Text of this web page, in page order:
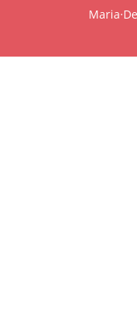
Maria·